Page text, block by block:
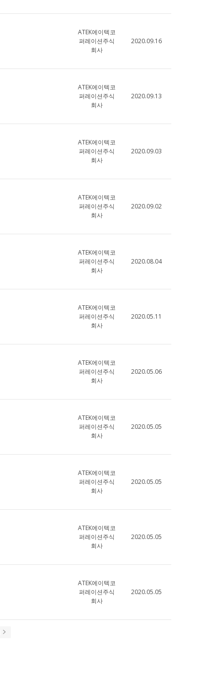
ATEK에이텍코
퍼레이션주식
회사
2020.09.16
ATEK에이텍코
퍼레이션주식
회사
2020.09.13
ATEK에이텍코
퍼레이션주식
회사
2020.09.03
ATEK에이텍코
퍼레이션주식
회사
2020.09.02
ATEK에이텍코
퍼레이션주식
회사
2020.08.04
ATEK에이텍코
퍼레이션주식
회사
2020.05.11
ATEK에이텍코
퍼레이션주식
회사
2020.05.06
ATEK에이텍코
퍼레이션주식
회사
2020.05.05
ATEK에이텍코
퍼레이션주식
회사
2020.05.05
ATEK에이텍코
퍼레이션주식
회사
2020.05.05
ATEK에이텍코
퍼레이션주식
회사
2020.05.05